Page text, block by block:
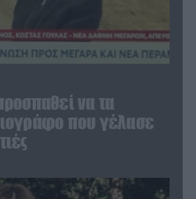
να τα
που γέλασε